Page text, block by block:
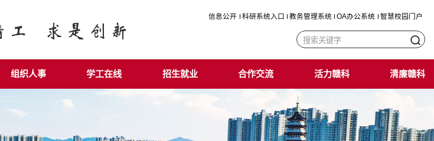
信息公开 科研系统入口 教务管理系统 OA办公系统 智慧校园门户
组织人事 学工在线 招生就业 合作交流 活力赣科 清廉赣科